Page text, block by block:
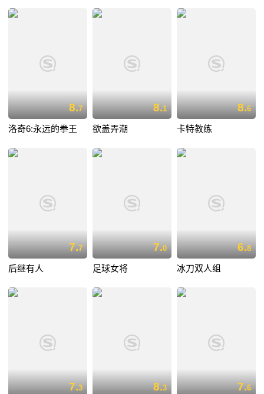
8.7
洛奇6:永远的拳王
8.1
欲盖弄潮
8.6
卡特教练
7.7
后继有人
7.0
足球女将
6.8
冰刀双人组
7.3 8.3 7.6